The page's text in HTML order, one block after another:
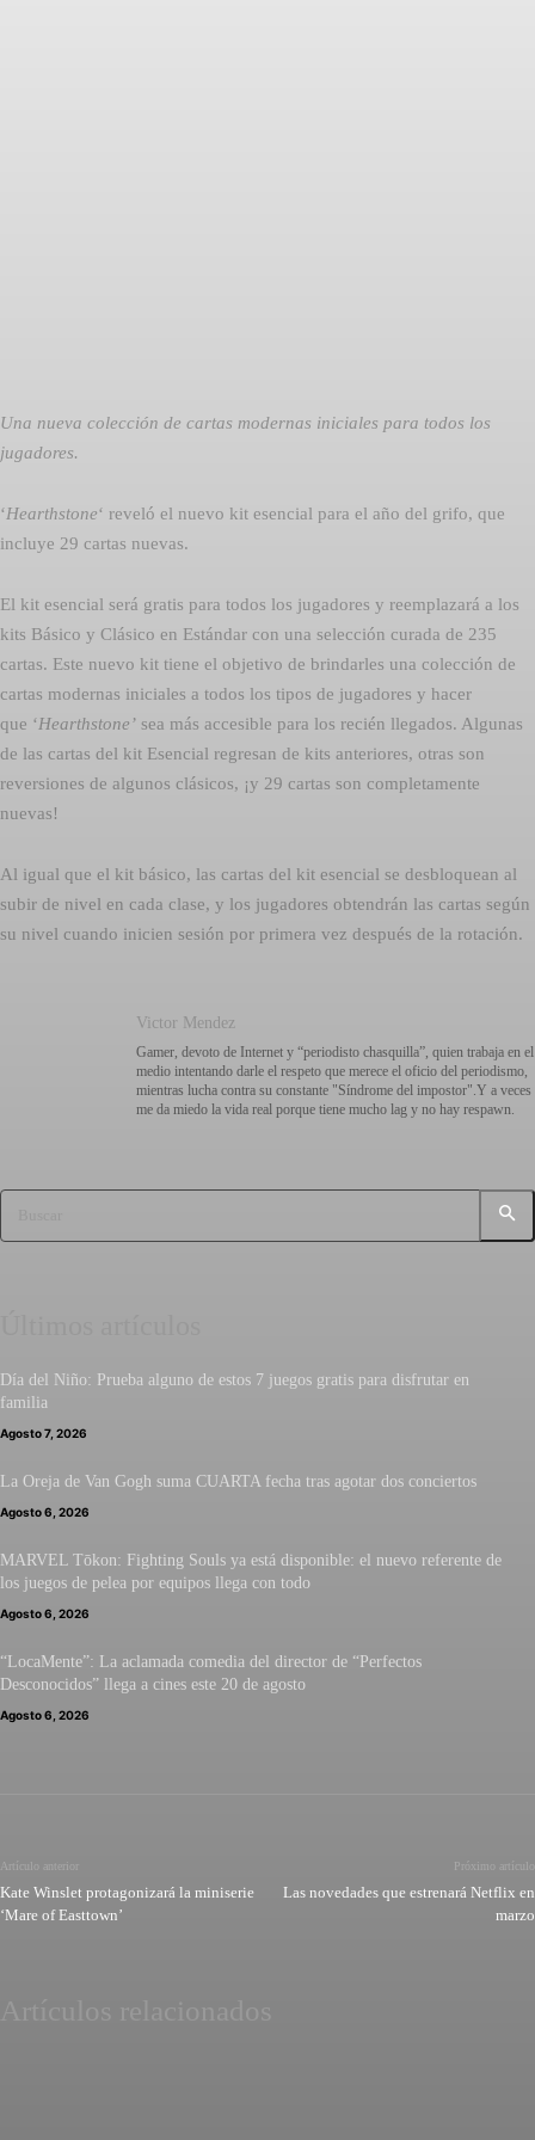
Una nueva colección de cartas modernas iniciales para todos los
jugadores.
‘Hearthstone‘ reveló el nuevo kit esencial para el año del grifo, que
incluye 29 cartas nuevas.
El kit esencial será gratis para todos los jugadores y reemplazará a los
kits Básico y Clásico en Estándar con una selección curada de 235
cartas. Este nuevo kit tiene el objetivo de brindarles una colección de
cartas modernas iniciales a todos los tipos de jugadores y hacer
que ‘Hearthstone’ sea más accesible para los recién llegados. Algunas
de las cartas del kit Esencial regresan de kits anteriores, otras son
reversiones de algunos clásicos, ¡y 29 cartas son completamente
nuevas!
Al igual que el kit básico, las cartas del kit esencial se desbloquean al
subir de nivel en cada clase, y los jugadores obtendrán las cartas según
su nivel cuando inicien sesión por primera vez después de la rotación.
Victor Mendez
Gamer, devoto de Internet y “periodisto chasquilla”, quien trabaja en el
medio intentando darle el respeto que merece el oficio del periodismo,
mientras lucha contra su constante "Síndrome del impostor".Y a veces
me da miedo la vida real porque tiene mucho lag y no hay respawn.
Día del Niño: Prueba alguno de estos 7 juegos gratis para disfrutar en
familia
Agosto 7, 2026
La Oreja de Van Gogh suma CUARTA fecha tras agotar dos conciertos
Agosto 6, 2026
MARVEL Tōkon: Fighting Souls ya está disponible: el nuevo referente de
los juegos de pelea por equipos llega con todo
Agosto 6, 2026
“LocaMente”: La aclamada comedia del director de “Perfectos
Desconocidos” llega a cines este 20 de agosto
Agosto 6, 2026
Artículo anterior
Kate Winslet protagonizará la miniserie
‘Mare of Easttown’
Próximo artículo
Las novedades que estrenará Netflix en
marzo